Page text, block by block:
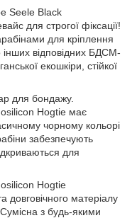
Seele Black
для строгої фіксації!
для кріплення
відповідних БДСМ-
екошкіри, стійкої
для бондажу.
Hogtie має
чорному кольорі
забезпечують
для
Hogtie
довговічного матеріалу
з будь-якими